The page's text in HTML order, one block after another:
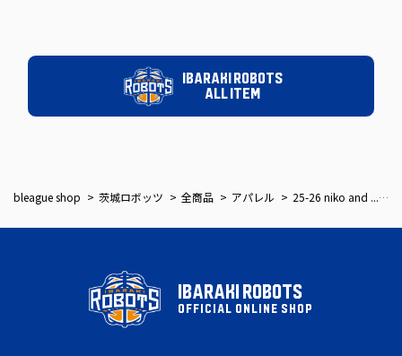
IBARAKI ROBOTS
ALL ITEM
bleague shop 茨城ロボッツ 全商品 アパレル 25-26 niko and ... コラボ Tシャツ
IBARAKI ROBOTS
OFFICIAL ONLINE SHOP